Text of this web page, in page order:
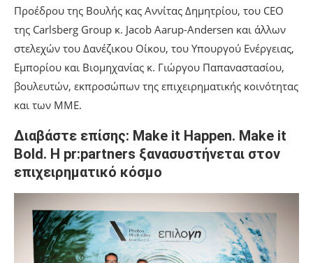
Προέδρου της Βουλής κας Αννίτας Δημητρίου, του CEO
της Carlsberg Group κ. Jacob Aarup-Andersen και άλλων
στελεχών του Δανέζικου Οίκου, του Υπουργού Ενέργειας,
Εμπορίου και Βιομηχανίας κ. Γιώργου Παπαναστασίου,
βουλευτών, εκπροσώπων της επιχειρηματικής κοινότητας
και των ΜΜΕ.
Διαβάστε επίσης: Make it Happen. Make it
Bold. H pr:partners ξανασυστήνεται στον
επιχειρηματικό κόσμο